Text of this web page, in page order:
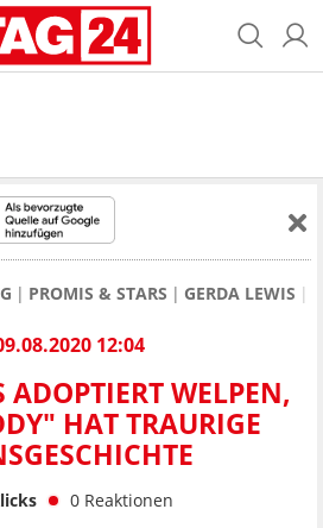
PROMIS & STARS GERDA LEWIS
12:04
ADOPTIERT WELPEN,
HAT TRAURIGE
0 Reaktionen